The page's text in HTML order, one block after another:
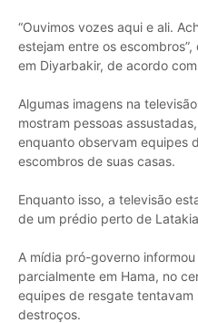
“Ouvimos vozes aqui e ali.
estejam entre os
em Diyarbakir, de acordo
Algumas imagens na
mostram pessoas
enquanto observam equipes
escombros de suas casas.
Enquanto isso, a televisão
de um prédio perto de
A mídia pró-governo
parcialmente em Hama, no
equipes de resgate
destroços.